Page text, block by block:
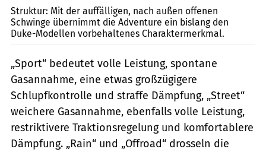
Struktur: Mit der auffälligen, nach außen offenen
Schwinge übernimmt die Adventure ein bislang den
Duke-Modellen vorbehaltenes Charaktermerkmal.
„Sport“ bedeutet volle Leistung, spontane
Gasannahme, eine etwas großzügigere
Schlupfkontrolle und straffe Dämpfung, „Street“
weichere Gasannahme, ebenfalls volle Leistung,
restriktivere Traktionsregelung und komfortablere
Dämpfung. „Rain“ und „Offroad“ drosseln die